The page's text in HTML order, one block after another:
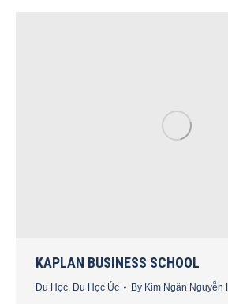
KAPLAN BUSINESS SCHOOL
Du Học Du Học Úc By Kim Ngân Nguyễn